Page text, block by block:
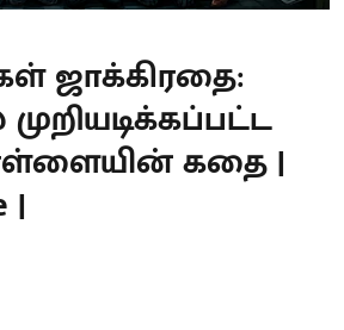
ஜாக்கிரதை:
கதை |
|